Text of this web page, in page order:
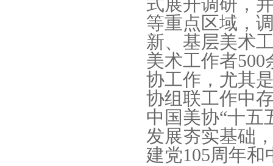
式展开调研，
等重点区域，
新、基层美术
美术工作者
协工作，尤其
协组联工作中
中国美协“十五
发展夯实基础
建党105周年